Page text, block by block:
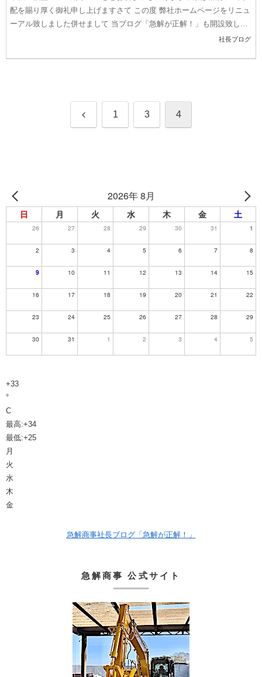
配を賜り厚く御礼申し上げますさて この度 弊社ホームページをリニュ
ーアル致しました併せまして 当ブログ「急解が正解！」も開設致しま
社長ブログ
前 1 3 4
2026年 8月
日 月 火 水 木 金 土
26 27 28 29 30 31 1
2 3 4 5 6 7 8
9 10 11 12 13 14 15
16 17 18 19 20 21 22
23 24 25 26 27 28 29
30 31 1 2 3 4 5
+33
°
C
最高:+34
最低:+25
月
火
水
木
金
急解商事社長ブログ「急解が正解！」
急解商事 公式サイト